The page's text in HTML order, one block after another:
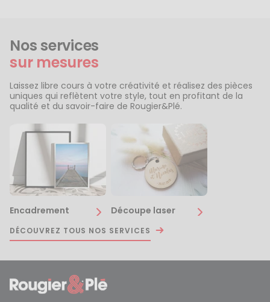
Nos services
sur mesures
Laissez libre cours à votre créativité et réalisez des pièces
uniques qui reflètent votre style, tout en profitant de la
qualité et du savoir-faire de Rougier&Plé.
Encadrement Découpe laser
DÉCOUVREZ TOUS NOS SERVICES